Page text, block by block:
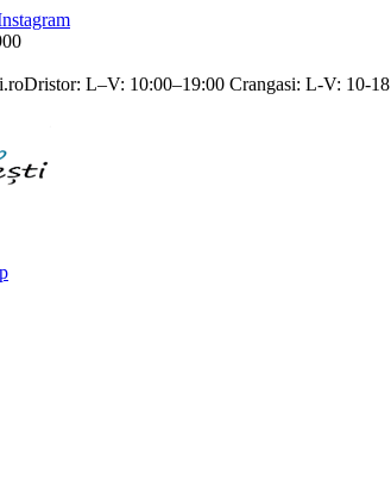
Dristor: L–V: 10:00–19:00 Crangasi: L-V: 10-18